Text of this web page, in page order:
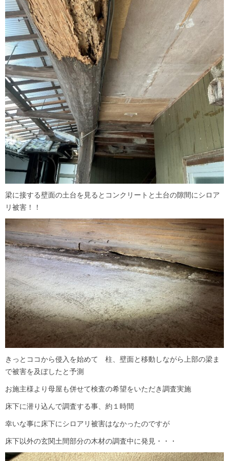
梁に接する壁面の土台を見るとコンクリートと土台の隙間にシロア
リ被害！！
きっとココから侵入を始めて 柱、壁面と移動しながら上部の梁ま
で被害を及ぼしたと予測
お施主様より母屋も併せて検査の希望をいただき調査実施
床下に潜り込んで調査する事、約１時間
幸いな事に床下にシロアリ被害はなかったのですが
床下以外の玄関土間部分の木材の調査中に発見・・・